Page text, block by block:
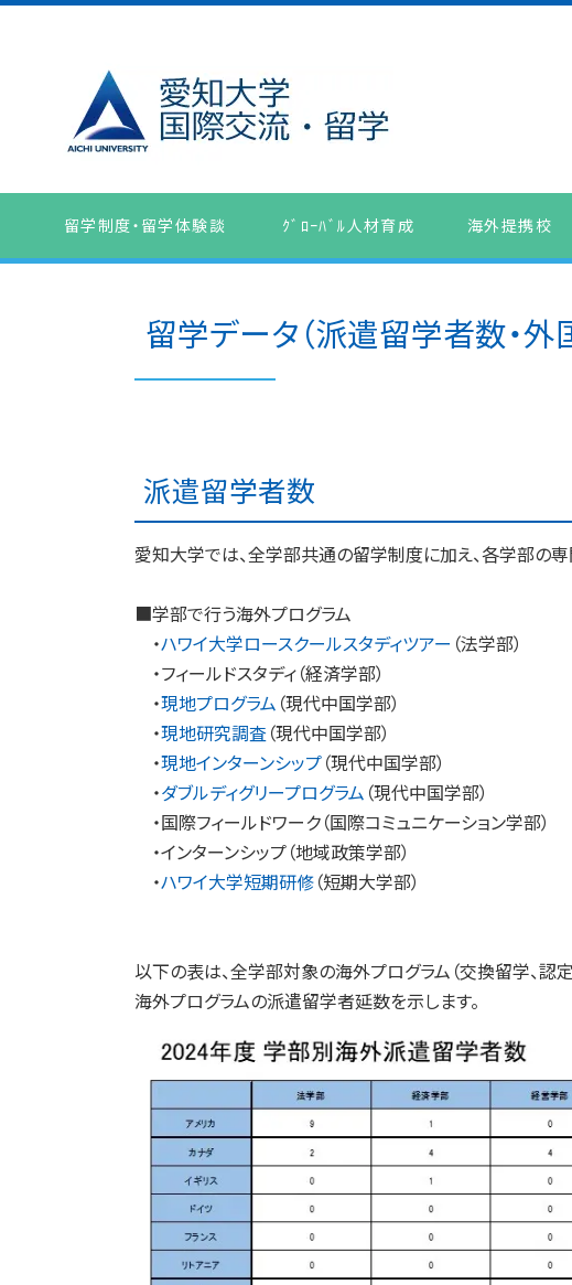
留学制度・留学体験談 ｸﾞﾛｰﾊﾞﾙ人材育成 海外提携校
留学データ（派遣留学者数・外
派遣留学者数
愛知大学では、全学部共通の留学制度に加え、各学部の
■学部で行う海外プログラム
・ハワイ大学ロースクールスタディツアー （法学部）
・フィールドスタディ（経済学部）
・現地プログラム （現代中国学部）
・現地研究調査（現代中国学部）
・現地インターンシップ（現代中国学部）
・ダブルディグリープログラム （現代中国学部）
・国際フィールドワーク（国際コミュニケーション学部）
・インターンシップ（地域政策学部）
・ハワイ大学短期研修（短期大学部）
以下の表は、全学部対象の海外プログラム（交換留学、認
海外プログラムの派遣留学者延数を示します。